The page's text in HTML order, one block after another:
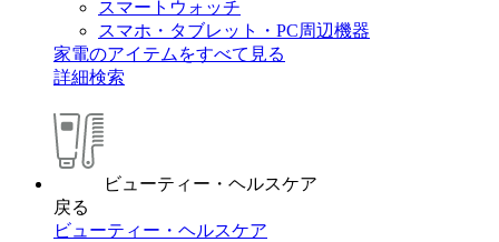
スマートウォッチ
スマホ・タブレット・PC周辺機器
家電のアイテムをすべて見る
詳細検索
ビューティー・ヘルスケア
戻る
ビューティー・ヘルスケア